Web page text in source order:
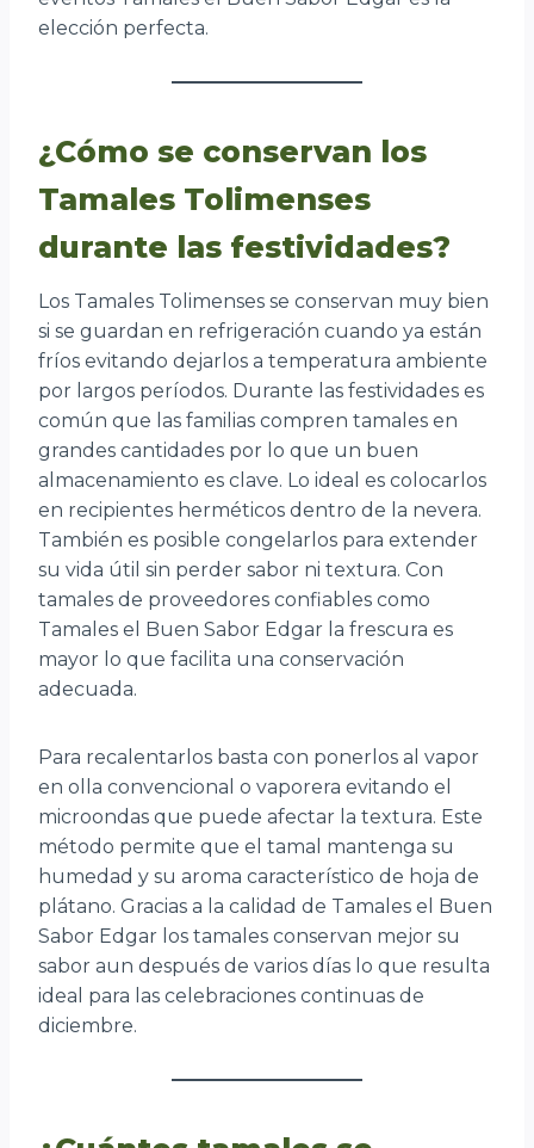
elección perfecta.
¿Cómo se conservan los
Tamales Tolimenses
durante las festividades?
Los Tamales Tolimenses se conservan muy bien
si se guardan en refrigeración cuando ya están
fríos evitando dejarlos a temperatura ambiente
por largos períodos. Durante las festividades es
común que las familias compren tamales en
grandes cantidades por lo que un buen
almacenamiento es clave. Lo ideal es colocarlos
en recipientes herméticos dentro de la nevera.
También es posible congelarlos para extender
su vida útil sin perder sabor ni textura. Con
tamales de proveedores confiables como
Tamales el Buen Sabor Edgar la frescura es
mayor lo que facilita una conservación
adecuada.
Para recalentarlos basta con ponerlos al vapor
en olla convencional o vaporera evitando el
microondas que puede afectar la textura. Este
método permite que el tamal mantenga su
humedad y su aroma característico de hoja de
plátano. Gracias a la calidad de Tamales el Buen
Sabor Edgar los tamales conservan mejor su
sabor aun después de varios días lo que resulta
ideal para las celebraciones continuas de
diciembre.